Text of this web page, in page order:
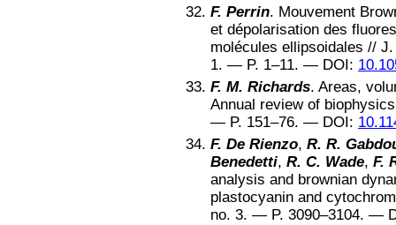
F. Perrin. Mouvement
et dépolarisation des
molécules ellipsoidales // J.
1. — P. 1–11. — DOI:
F. M. Richards. Areas,
Annual review of
— P. 151–76. — DOI:
F. De Rienzo, R. R.
Benedetti, R. C. Wade, F.
analysis and brownian
plastocyanin and
no. 3. — P. 3090–3104. —